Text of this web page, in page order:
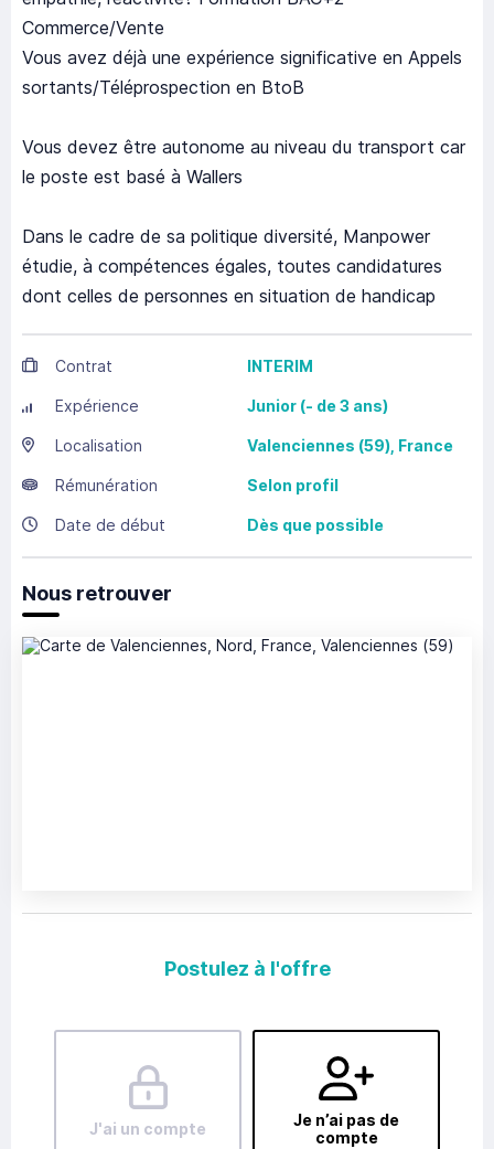
Commerce/Vente
Vous avez déjà une expérience significative en Appels
sortants/Téléprospection en BtoB
Vous devez être autonome au niveau du transport car
le poste est basé à Wallers
Dans le cadre de sa politique diversité, Manpower
étudie, à compétences égales, toutes candidatures
dont celles de personnes en situation de handicap
Contrat INTERIM
Expérience Junior (- de 3 ans)
Localisation Valenciennes (59), France
Rémunération Selon profil
Date de début Dès que possible
Nous retrouver
Postulez à l'offre
J'ai un compte
Je n’ai pas de
compte